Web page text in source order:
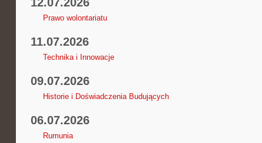
Prawo wolontariatu
11.07.2026
Technika i Innowacje
09.07.2026
Historie i Doświadczenia Budujących
06.07.2026
Rumunia